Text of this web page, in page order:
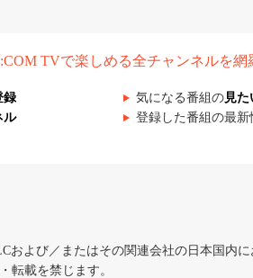
TVで楽しめる全チャンネルを網
録 気になる番組の見た
ル 登録した番組の最
よび／またはその関連会社の日本国内
転載を禁じます。